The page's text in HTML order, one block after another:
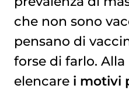
che non sono
pensano di
forse di farlo.
elencare i motivi